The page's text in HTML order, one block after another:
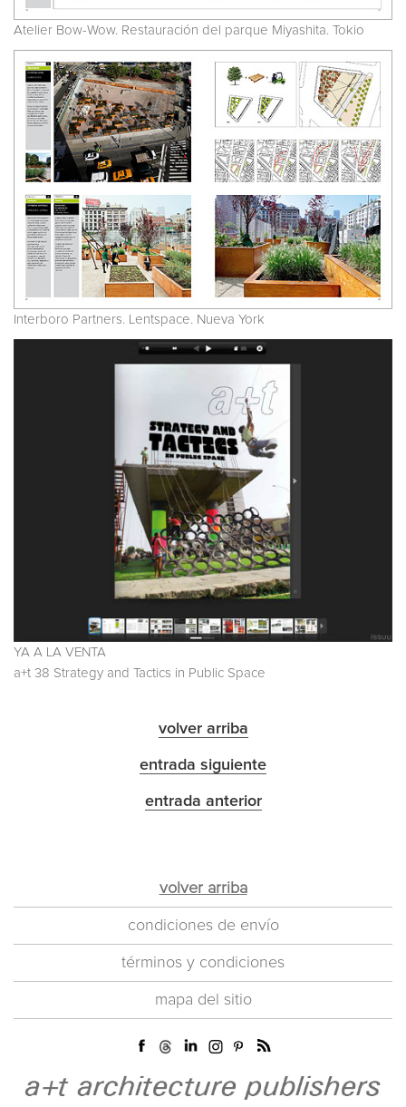
Atelier Bow-Wow. Restauración del parque Miyashita. Tokio
Interboro Partners. Lentspace. Nueva York
YA A LA VENTA
a+t 38 Strategy and Tactics in Public Space
volver arriba
entrada siguiente
entrada anterior
volver arriba
condiciones de envío
términos y condiciones
mapa del sitio